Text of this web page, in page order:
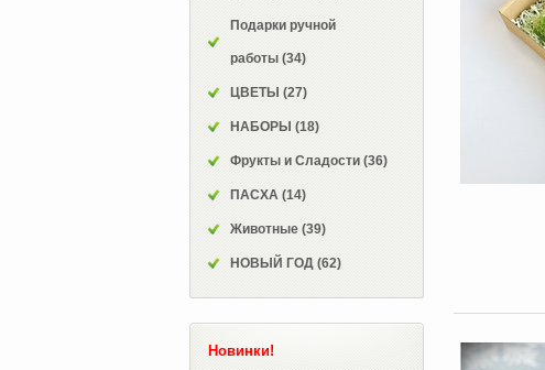
Подарки ручной
работы (34)
ЦВЕТЫ (27)
НАБОРЫ (18)
Фрукты и Сладости (36)
ПАСХА (14)
Животные (39)
НОВЫЙ ГОД (62)
Новинки!